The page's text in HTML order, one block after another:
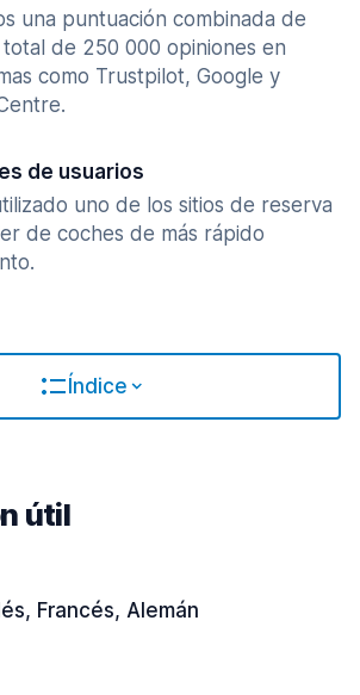
una puntuación combinada de
de 250 000 opiniones en
como Trustpilot, Google y
de usuarios
uno de los sitios de reserva
de coches de más rápido
Índice
útil
Francés, Alemán